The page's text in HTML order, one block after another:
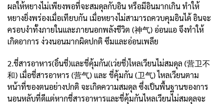
ผลให้หยางไม่เพียงพอที่จะสมดุลกับอิน หรือมีอินมากเกิน ทำให้
หยางยิ่งพร่องเมื่อเทียบกัน เมื่อหยางไม่สามารถควบคุมอินได้ อินจะ
ครอบงำทั้งภายในและภายนอกพลังชีวิต (神气) อ่อนแอ จึงทำให้
เกิดอาการ ง่วงนอนมากผิดปกติ ซึมและอ่อนเพลีย
2.ชี่สารอาหาร(อิ๋นชี่)และชี่คุ้มกัน(เว่ยชี่)ไหลเวียนไม่สมดุล (营卫不
和) เมื่อชี่สารอาหาร (营气) และ ชี่คุ้มกัน (卫气) ไหลเวียนตาม
หน้าที่ของตนอย่างปกติ จะเกิดความสมดุล ซึ่งเป็นพื้นฐานของการ
นอนหลับที่ดีแต่หากชี่สารอาหารและชี่คุ้มกันไหลเวียนไม่สมดุลจะ